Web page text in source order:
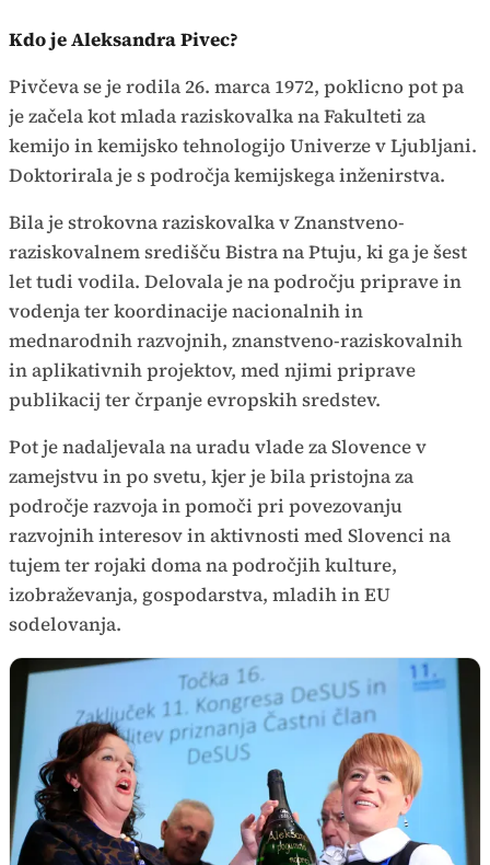
Kdo je Aleksandra Pivec?
Pivčeva se je rodila 26. marca 1972, poklicno pot pa
je začela kot mlada raziskovalka na Fakulteti za
kemijo in kemijsko tehnologijo Univerze v Ljubljani.
Doktorirala je s področja kemijskega inženirstva.
Bila je strokovna raziskovalka v Znanstveno-
raziskovalnem središču Bistra na Ptuju, ki ga je šest
let tudi vodila. Delovala je na področju priprave in
vodenja ter koordinacije nacionalnih in
mednarodnih razvojnih, znanstveno-raziskovalnih
in aplikativnih projektov, med njimi priprave
publikacij ter črpanje evropskih sredstev.
Pot je nadaljevala na uradu vlade za Slovence v
zamejstvu in po svetu, kjer je bila pristojna za
področje razvoja in pomoči pri povezovanju
razvojnih interesov in aktivnosti med Slovenci na
tujem ter rojaki doma na področjih kulture,
izobraževanja, gospodarstva, mladih in EU
sodelovanja.